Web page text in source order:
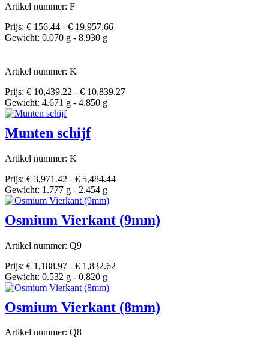
Artikel nummer: F
Prijs: € 156.44 - € 19,957.66
Gewicht: 0.070 g - 8.930 g
Artikel nummer: K
Prijs: € 10,439.22 - € 10,839.27
Gewicht: 4.671 g - 4.850 g
Munten schijf
Artikel nummer: K
Prijs: € 3,971.42 - € 5,484.44
Gewicht: 1.777 g - 2.454 g
Osmium Vierkant (9mm)
Artikel nummer: Q9
Prijs: € 1,188.97 - € 1,832.62
Gewicht: 0.532 g - 0.820 g
Osmium Vierkant (8mm)
Artikel nummer: Q8